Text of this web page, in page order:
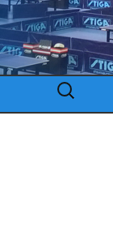
Haku: